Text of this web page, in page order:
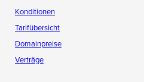
Konditionen
Tarifübersicht
Domainpreise
Verträge